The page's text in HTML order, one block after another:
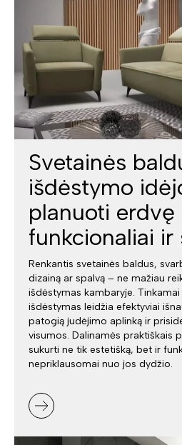
Svetainės
išdėstymo
planuoti erdvę
funkcionaliai ir
Renkantis svetainės baldus,
dizainą ar spalvą – ne mažiau
išdėstymas kambaryje.
išdėstymas leidžia efektyviai
patogią judėjimo aplinką ir
visumos. Dalinamės praktiškais
sukurti ne tik estetišką, bet ir
nepriklausomai nuo jos dydžio.